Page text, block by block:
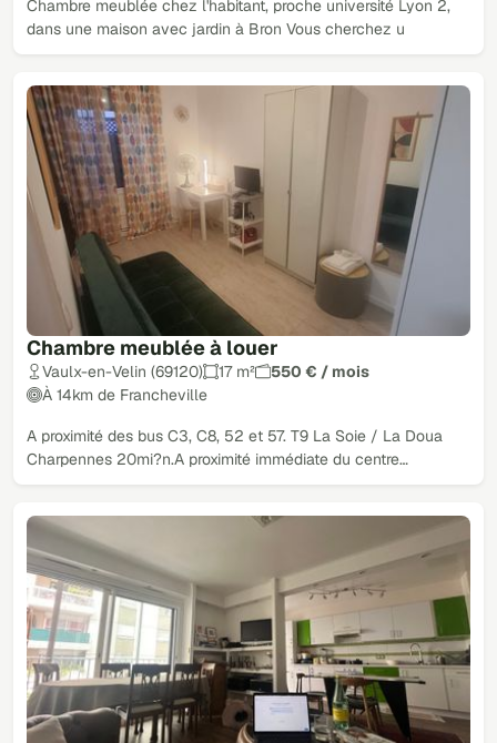
Chambre meublée chez l'habitant, proche université Lyon 2,
dans une maison avec jardin à Bron Vous cherchez u
Chambre meublée à louer
Vaulx-en-Velin (69120) 17 m²
550 € / mois
À 14km de Francheville
A proximité des bus C3, C8, 52 et 57. T9 La Soie / La Doua
Charpennes 20mi?n.A proximité immédiate du centre…